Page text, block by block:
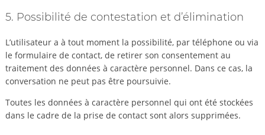
5. Possibilité de contestation et d’élimination
L’utilisateur a à tout moment la possibilité, par téléphone ou via
le formulaire de contact, de retirer son consentement au
traitement des données à caractère personnel. Dans ce cas, la
conversation ne peut pas être poursuivie.
Toutes les données à caractère personnel qui ont été stockées
dans le cadre de la prise de contact sont alors supprimées.